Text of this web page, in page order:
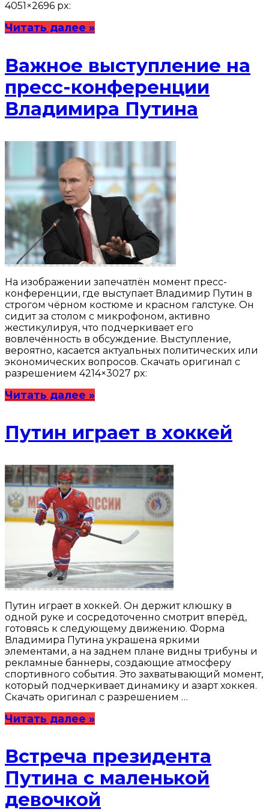
4051×2696 px:
Читать далее »
Важное выступление на
пресс-конференции
Владимира Путина
На изображении запечатлён момент пресс-
конференции, где выступает Владимир Путин в
строгом чёрном костюме и красном галстуке. Он
сидит за столом с микрофоном, активно
жестикулируя, что подчеркивает его
вовлечённость в обсуждение. Выступление,
вероятно, касается актуальных политических или
экономических вопросов. Скачать оригинал с
разрешением 4214×3027 px:
Читать далее »
Путин играет в хоккей
Путин играет в хоккей. Он держит клюшку в
одной руке и сосредоточенно смотрит вперёд,
готовясь к следующему движению. Форма
Владимира Путина украшена яркими
элементами, а на заднем плане видны трибуны и
рекламные баннеры, создающие атмосферу
спортивного события. Это захватывающий момент,
который подчеркивает динамику и азарт хоккея.
Скачать оригинал с разрешением …
Читать далее »
Встреча президента
Путина с маленькой
девочкой